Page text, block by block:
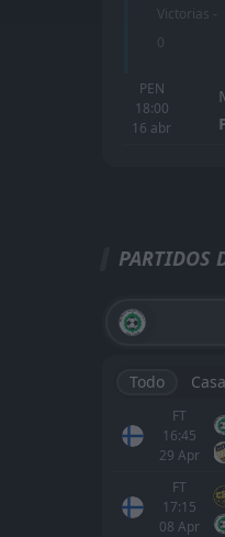
Victorias -
0
PEN
18:00
16 abr
PARTIDOS
Todo Casa
FT
16:45
29 Apr
FT
17:15
08 Apr